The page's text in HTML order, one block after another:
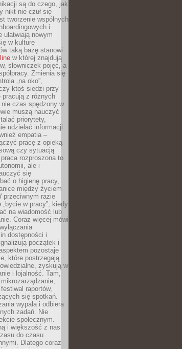
są do czego, jak
nikt nie czuł się
tworzenie wspólnych
i
nowym
w kulturę
taką bazę stanowi
w której znajdują
słowniczek pojęć, a
Zmienia się
„na oko”,
ktoś siedzi przy
pracują z różnych
czas spędzony w
muszą nauczyć
priorytety,
udzielać informacji
empatia –
pracę z opieką
czy sytuacją
rozproszona to
ale i
się
o higienę pracy,
między życiem
przeciwnym razie
„bycie w pracy”, kiedy
na wiadomość lub
Coraz więcej mówi
dostępności i
początek i
pozostaje
które postrzegają
zyskują w
i lojalność. Tam,
raportów,
się spotkań.
wypala i odbiera
zadań. Nie
społecznym.
i większość z nas
do czasu
Dlatego coraz